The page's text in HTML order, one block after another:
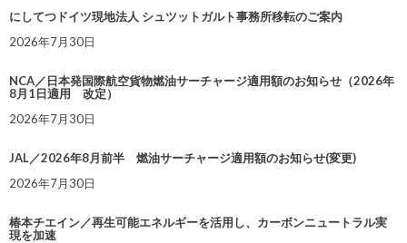
にしてつドイツ現地法人 シュツットガルト事務所移転のご案内
2026年7月30日
NCA／日本発国際航空貨物燃油サーチャージ適用額のお知らせ（2026年
8月1日適用 改定）
2026年7月30日
JAL／2026年8月前半 燃油サーチャージ適用額のお知らせ(変更)
2026年7月30日
椿本チエイン／再生可能エネルギーを活用し、カーボンニュートラル実
現を加速